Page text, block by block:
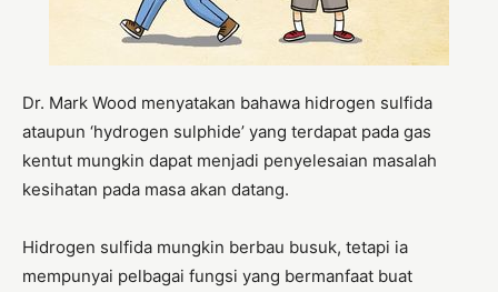
Dr. Mark Wood menyatakan bahawa hidrogen sulfida
ataupun ‘hydrogen sulphide’ yang terdapat pada gas
kentut mungkin dapat menjadi penyelesaian masalah
kesihatan pada masa akan datang.
Hidrogen sulfida mungkin berbau busuk, tetapi ia
mempunyai pelbagai fungsi yang bermanfaat buat